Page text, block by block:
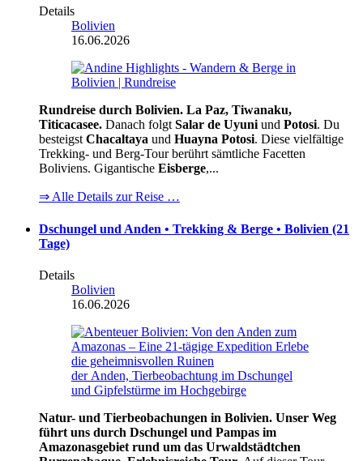
Details
Bolivien
16.06.2026
Rundreise durch Bolivien. La Paz, Tiwanaku,
Titicacasee. Danach folgt Salar de Uyuni und Potosi. Du
besteigst Chacaltaya und Huayna Potosi. Diese vielfältige
Trekking- und Berg-Tour berührt sämtliche Facetten
Boliviens. Gigantische Eisberge,...
⇒ Alle Details zur Reise …
Dschungel und Anden • Trekking & Berge • Bolivien (21
Tage)
Details
Bolivien
16.06.2026
Natur- und Tierbeobachungen in Bolivien. Unser Weg
führt uns durch Dschungel und Pampas im
Amazonasgebiet rund um das Urwaldstädtchen